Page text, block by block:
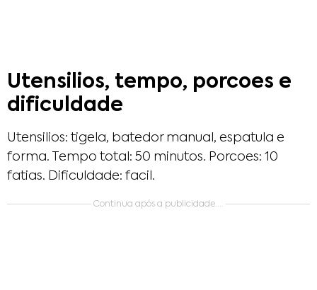
Utensilios, tempo, porcoes e
dificuldade
Utensilios: tigela, batedor manual, espatula e
forma. Tempo total: 50 minutos. Porcoes: 10
fatias. Dificuldade: facil.
Continua após a publicidade....